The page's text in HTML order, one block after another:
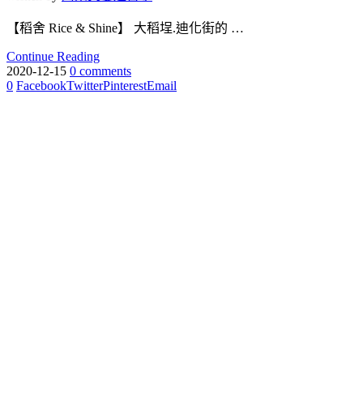
【稻舍 Rice & Shine】 大稻埕.迪化街的 …
Continue Reading
2020-12-15 0 comments
0 FacebookTwitterPinterestEmail